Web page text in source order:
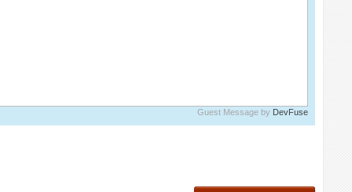
Guest Message by DevFuse